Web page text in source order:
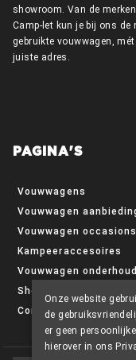
showroom. Van de
Camp-let kun je bij ons de
gebruikte vouwwagen,
juiste adres.
PAGINA'S
Vouwwagens
Vouwwagen
Vouwwagen occasions
Kampeeraccesoires
Vouwwagen onderhoud
Showroom
Contact
Onze website
de
er geen
hierover in ons